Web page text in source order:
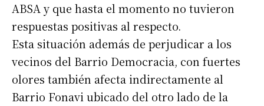
ABSA y que hasta el momento no tuvieron
respuestas positivas al respecto.
Esta situación además de perjudicar a los
vecinos del Barrio Democracia, con fuertes
olores también afecta indirectamente al
Barrio Fonavi ubicado del otro lado de la